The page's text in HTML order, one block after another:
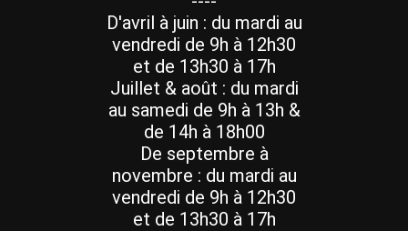
D'avril à juin : du mardi au
vendredi de 9h à 12h30
et de 13h30 à 17h
Juillet & août : du mardi
au samedi de 9h à 13h &
de 14h à 18h00
De septembre à
novembre : du mardi au
vendredi de 9h à 12h30
et de 13h30 à 17h